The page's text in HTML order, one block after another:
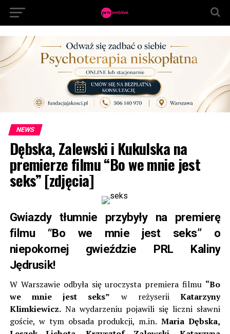
NEWS
Dębska, Zalewski i Kukulska na
premierze filmu “Bo we mnie jest
seks” [zdjęcia]
Gwiazdy tłumnie przybyły na premierę
filmu “Bo we mnie jest seks” o
niepokornej gwieździe PRL Kaliny
Jędrusik!
W Warszawie odbyła się uroczysta premiera filmu “Bo
we mnie jest seks” w reżyseriiKatarzyny
Klimkiewicz.Na wydarzeniu pojawili się liczni sławni
goście, w tym obsada produkcji, m.in. Maria Dębska,